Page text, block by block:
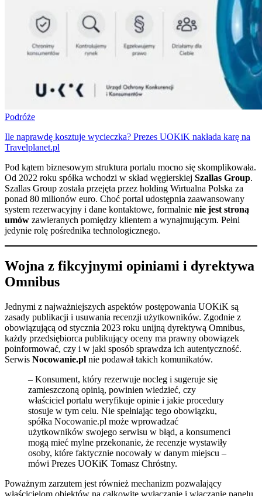
Podróże
Ile naprawdę kosztuje wycieczka? Prezes UOKiK nakłada karę na
Travelplanet.pl
Pod kątem biznesowym struktura portalu mocno się skomplikowała.
Od 2022 roku spółka wchodzi w skład węgierskiej Szallas Group.
Szallas Group została przejęta przez holding Wirtualna Polska za
ponad 80 milionów euro. Choć portal udostępnia zaawansowany
system rezerwacyjny i dane kontaktowe, formalnie nie jest stroną
umów zawieranych pomiędzy klientem a wynajmującym. Pełni
jedynie rolę pośrednika technologicznego.
Wojna z fikcyjnymi opiniami i dyrektywa
Omnibus
Jednymi z najważniejszych aspektów postępowania UOKiK są
zasady publikacji i usuwania recenzji użytkowników. Zgodnie z
obowiązującą od stycznia 2023 roku unijną dyrektywą Omnibus,
każdy przedsiębiorca publikujący oceny ma prawny obowiązek
poinformować, czy i w jaki sposób sprawdza ich autentyczność.
Serwis Nocowanie.pl nie podawał takich komunikatów.
– Konsument, który rezerwuje nocleg i sugeruje się
zamieszczoną opinią, powinien wiedzieć, czy
właściciel portalu weryfikuje opinie i jakie procedury
stosuje w tym celu. Nie spełniając tego obowiązku,
spółka Nocowanie.pl może wprowadzać
użytkowników swojego serwisu w błąd, a konsumenci
mogą mieć mylne przekonanie, że recenzje wystawiły
osoby, które faktycznie nocowały w danym miejscu –
mówi Prezes UOKiK Tomasz Chróstny.
Poważnym zarzutem jest również mechanizm pozwalający